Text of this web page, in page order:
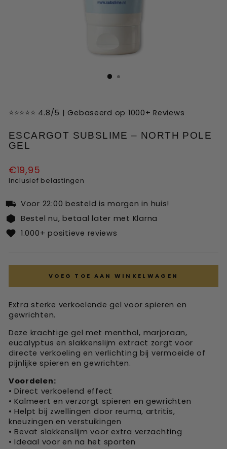
invalid url input
⭐⭐⭐⭐⭐ 4.8/5 | Gebaseerd op 1000+ Reviews
ESCARGOT SUBSLIME – NORTH POLE
GEL
Normale
prijs
€19,95
Inclusief belastingen
Voor 22:00 besteld is morgen in huis!
Bestel nu, betaal later met Klarna
1.000+ positieve reviews
VOEG TOE AAN WINKELWAGEN
Extra sterke verkoelende gel voor spieren en
gewrichten.
Deze krachtige gel met menthol, marjoraan,
eucalyptus en slakkenslijm extract zorgt voor
directe verkoeling en verlichting bij vermoeide of
pijnlijke spieren en gewrichten.
Voordelen:
• Direct verkoelend effect
• Kalmeert en verzorgt spieren en gewrichten
• Helpt bij zwellingen door reuma, artritis,
kneuzingen en verstuikingen
• Bevat slakkenslijm voor extra verzachting
• Ideaal voor en na het sporten